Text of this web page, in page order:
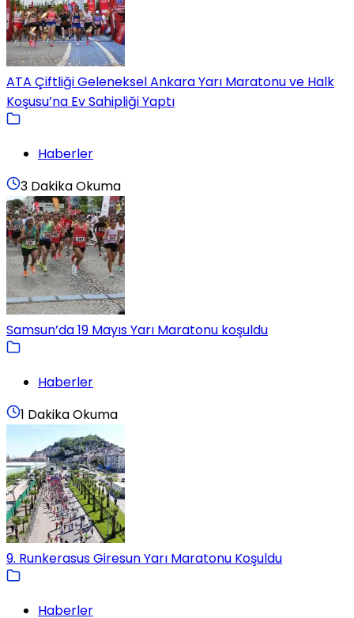
ATA Çiftliği Geleneksel Ankara Yarı Maratonu ve Halk
Koşusu’na Ev Sahipliği Yaptı
Haberler
3 Dakika Okuma
Samsun’da 19 Mayıs Yarı Maratonu koşuldu
Haberler
1 Dakika Okuma
9. Runkerasus Giresun Yarı Maratonu Koşuldu
Haberler